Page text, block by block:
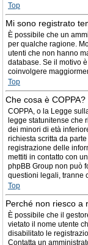
Top
Mi sono registrato
È possibile che un
per qualche ragione.
utenti che non hanno
database. Se il motivo
coinvolgere
Top
Che cosa è COPPA?
COPPA, o la Legge
legge statunitense che
dei minori di età
richiesta scritta da
registrazione delle
mettiti in contatto con
phpBB Group non può
questioni legali, tranne
Top
Perché non riesco a
È possibile che il
vietato il nome utente
disabilitato le
Contatta un